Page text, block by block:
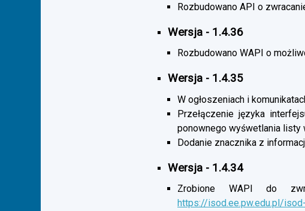
Rozbudowano API o
Wersja - 1.4.36
Rozbudowano WAPI o
Wersja - 1.4.35
W ogłoszeniach i
Przełączenie języka
ponownego wyśwetlania listy
Dodanie znacznika z
Wersja - 1.4.34
Zrobione WAPI do
https://isod.ee.pw.edu.pl/